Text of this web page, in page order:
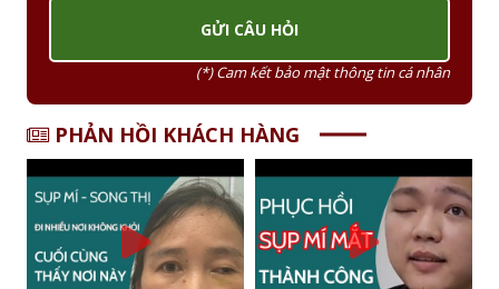
(*) Cam kết bảo mật thông tin cá nhân
PHẢN HỒI KHÁCH HÀNG